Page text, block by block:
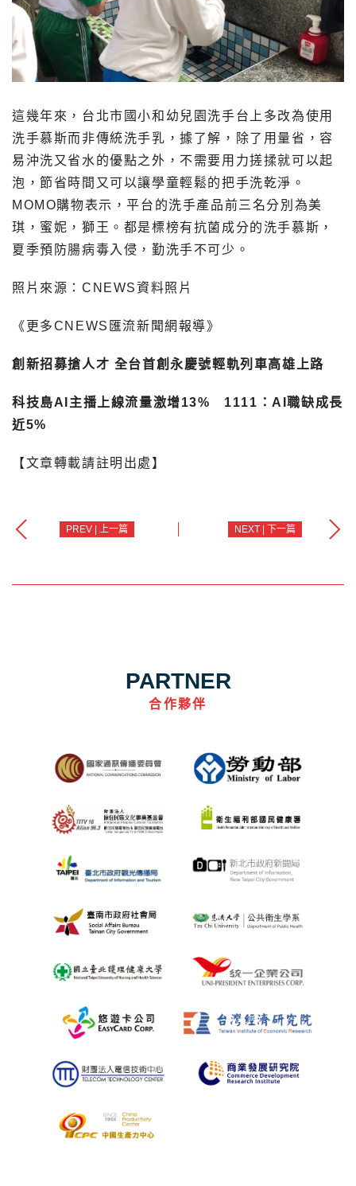
這幾年來，台北市國小和幼兒園洗手台上多改為使用
洗手慕斯而非傳統洗手乳，據了解，除了用量省，容
易沖洗又省水的優點之外，不需要用力搓揉就可以起
泡，節省時間又可以讓學童輕鬆的把手洗乾淨。
MOMO購物表示，平台的洗手產品前三名分別為美
琪，蜜妮，獅王。都是標榜有抗菌成分的洗手慕斯，
夏季預防腸病毒入侵，勤洗手不可少。
照片來源：CNEWS資料照片
《更多CNEWS匯流新聞網報導》
創新招募搶人才 全台首創永慶號輕軌列車高雄上路
科技島AI主播上線流量激增13% 1111：AI職缺成長
近5%
【文章轉載請註明出處】
PREV | 上一篇 NEXT | 下一篇
PARTNER
合作夥伴